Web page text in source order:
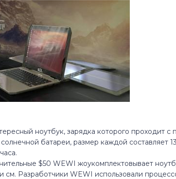
ноутбук, зарядка которого проходит
батареи, размер каждой составляет
$50 WEWI жоукомплектовывает
см. Разработчики WEWI использовали